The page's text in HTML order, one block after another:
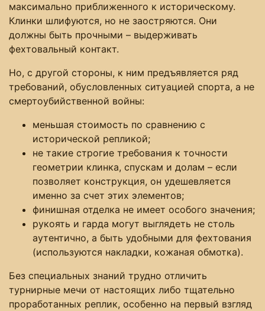
максимально приближенного к историческому.
Клинки шлифуются, но не заостряются. Они
должны быть прочными – выдерживать
фехтовальный контакт.
Но, с другой стороны, к ним предъявляется ряд
требований, обусловленных ситуацией спорта, а не
смертоубийственной войны:
меньшая стоимость по сравнению с
исторической репликой;
не такие строгие требования к точности
геометрии клинка, спускам и долам – если
позволяет конструкция, он удешевляется
именно за счет этих элементов;
финишная отделка не имеет особого значения;
рукоять и гарда могут выглядеть не столь
аутентично, а быть удобными для фехтования
(используются накладки, кожаная обмотка).
Без специальных знаний трудно отличить
турнирные мечи от настоящих либо тщательно
проработанных реплик, особенно на первый взгляд